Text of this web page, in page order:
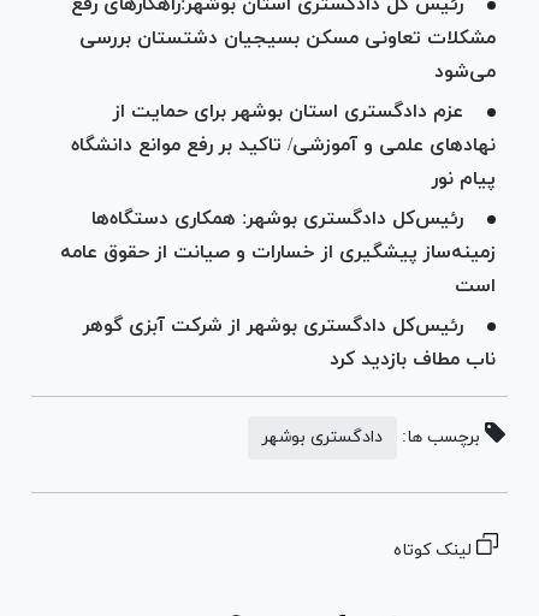
مشکلات تعاونی مسکن بسیجیان دشتستان بررسی
می‌شود
عزم دادگستری استان بوشهر برای حمایت از
نهاد‌های علمی و آموزشی/ تاکید بر رفع موانع دانشگاه
پیام نور
رئیس‌کل دادگستری بوشهر: همکاری دستگاه‌ها
زمینه‌ساز پیشگیری از خسارات و صیانت از حقوق عامه
است
رئیس‌کل دادگستری بوشهر از شرکت آبزی گوهر
ناب مطاف بازدید کرد
برچسب ها: دادگستری بوشهر
لینک کوتاه